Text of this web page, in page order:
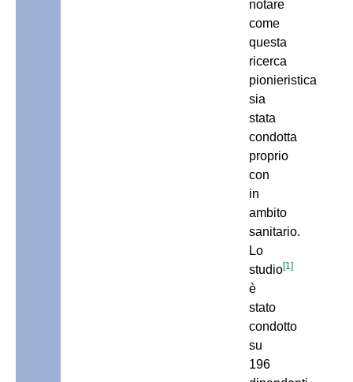
notare
come
questa
ricerca
pionieristica
sia
stata
condotta
proprio
con
in
ambito
sanitario.
Lo
studio[1]
è
stato
condotto
su
196